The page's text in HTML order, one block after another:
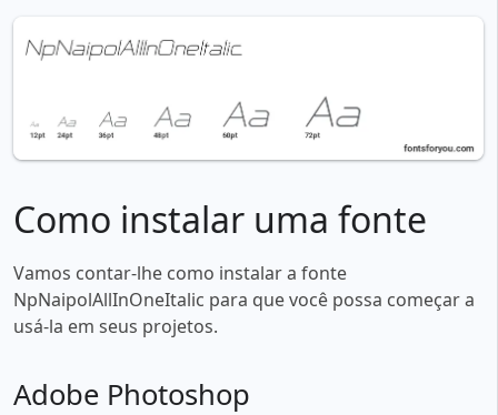
Como instalar uma fonte
Vamos contar-lhe como instalar a fonte
NpNaipolAllInOneItalic para que você possa começar a
usá-la em seus projetos.
Adobe Photoshop